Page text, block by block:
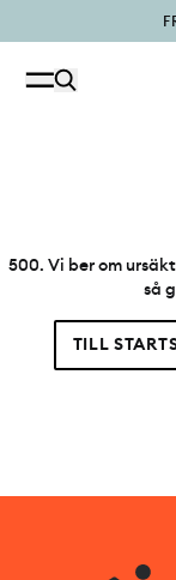
500. Vi ber om
så
TILL